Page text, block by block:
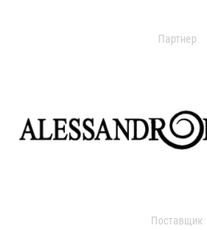
Партнер
Поставщик